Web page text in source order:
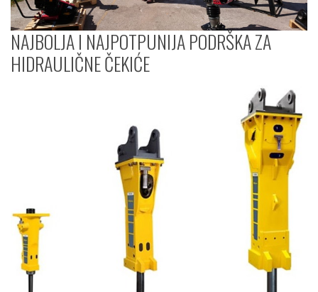
NAJBOLJA I NAJPOTPUNIJA PODRŠKA ZA
HIDRAULIČNE ČEKIĆE